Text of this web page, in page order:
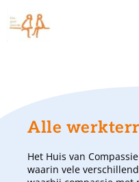
Alle
Het Huis van
waarin vele